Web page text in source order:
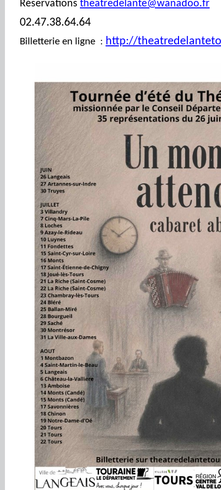
Réservations theatredelante@wanadoo.fr
02.47.38.64.64
Billetterie en ligne : http://